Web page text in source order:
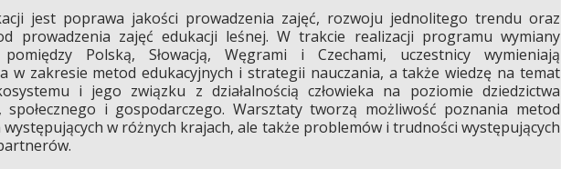
jest poprawa jakości prowadzenia zajęć, rozwoju jednolitego trendu oraz
prowadzenia zajęć edukacji leśnej. W trakcie realizacji programu wymiany
Polską, Słowacją, Węgrami i Czechami, uczestnicy wymieniają
w zakresie metod edukacyjnych i strategii nauczania, a także wiedzę na temat
i jego związku z działalnością człowieka na poziomie dziedzictwa
społecznego i gospodarczego. Warsztaty tworzą możliwość poznania metod
występującychw różnych krajach, ale także problemów i trudności występujących